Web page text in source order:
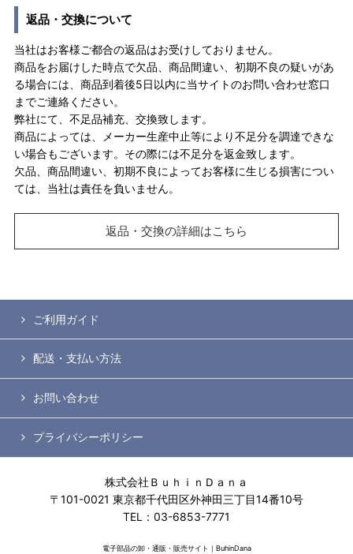
返品・交換について
当社はお客様ご都合の返品はお受けしておりません。
商品をお届けした時点で欠品、商品間違い、初期不良の疑いがあ
る場合には、商品到着後5日以内に当サイトのお問い合わせ窓口
までご連絡ください。
弊社にて、不足品補充、交換致します。
商品によっては、メーカー生産中止等により不足分を調達できな
い場合もございます。その際には不足分を返金致します。
欠品、商品間違い、初期不良によってお客様に生じる損害につい
ては、当社は責任を負いません。
返品・交換の詳細はこちら
ご利用ガイド
配送・支払い方法
お問い合わせ
プライバシーポリシー
株式会社ＢｕｈｉｎＤａｎａ
〒101-0021 東京都千代田区外神田三丁目14番10号
TEL：03-6853-7771
電子部品の卸・通販・販売サイト｜BuhinDana